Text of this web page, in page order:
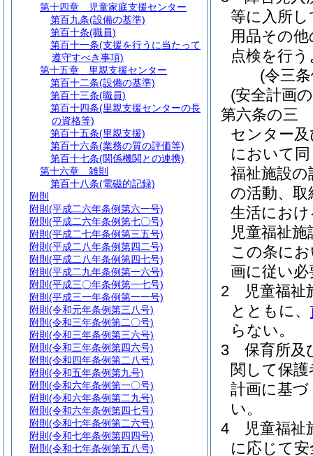
等に入所
用品その
点検を行
(令三
(安全計画
第六条の三
センター
において
福祉施設の
の活動、
生活にお
児童福祉
この条に
画に従い
2
児童福
とともに、
らない。
3
保育所及
関して保
計画に基
い。
4
児童福
に応じて
第十四章
児童家庭支援センター
第百九条(設備の基準)
第百十条(職員)
第百十一条(支援を行うに当たって
遵守すべき事項)
第十五章
里親支援センター
第百十二条(設備の基準)
第百十三条(職員)
第百十四条(里親支援センターの長
の資格等)
第百十五条(里親支援)
第百十六条(業務の質の評価等)
第百十七条(関係機関との連携)
第十六章
雑則
第百十八条(電磁的記録)
附則
附則 (平成二六年条例第六一号)
附則 (平成二六年条例第七〇号)
附則 (平成二七年条例第三五号)
附則 (平成二八年条例第四二号)
附則 (平成二八年条例第四七号)
附則 (平成二九年条例第一六号)
附則 (平成三〇年条例第一七号)
附則 (平成三一年条例第一一号)
附則 (令和元年条例第三八号)
附則 (令和三年条例第二〇号)
附則 (令和三年条例第三六号)
附則 (令和三年条例第四六号)
附則 (令和四年条例第二八号)
附則 (令和五年条例第九号)
附則 (令和六年条例第一〇号)
附則 (令和六年条例第二九号)
附則 (令和六年条例第四七号)
附則 (令和七年条例第二六号)
附則 (令和七年条例第四四号)
附則 (令和七年条例第五八号)